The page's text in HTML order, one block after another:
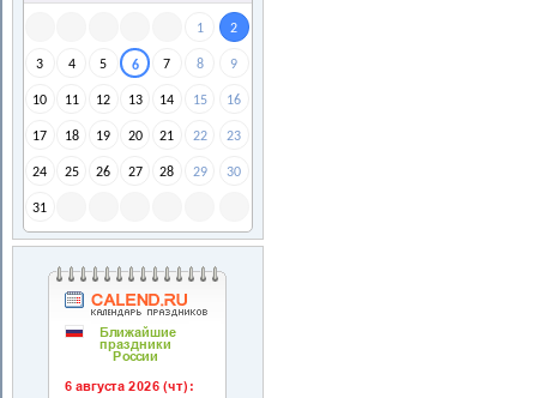
1 2
3 4 5 6 7 8 9
10 11 12 13 14 15 16
17 18 19 20 21 22 23
24 25 26 27 28 29 30
31